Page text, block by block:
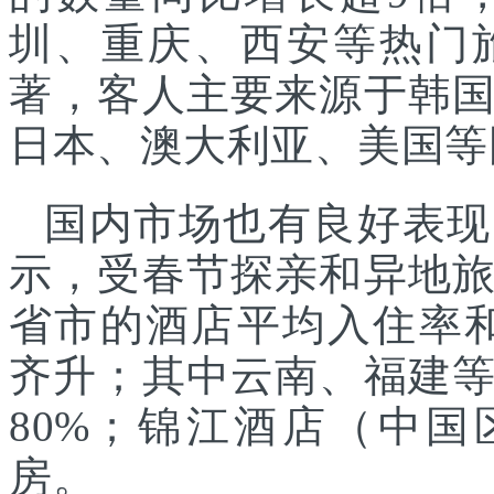
圳、重庆、西安等热门
著，客人主要来源于韩
日本、澳大利亚、美国
国内市场也有良好表
示，受春节探亲和异地
省市的酒店平均入住率
齐升；其中云南、福建
80%；锦江酒店（中
房。